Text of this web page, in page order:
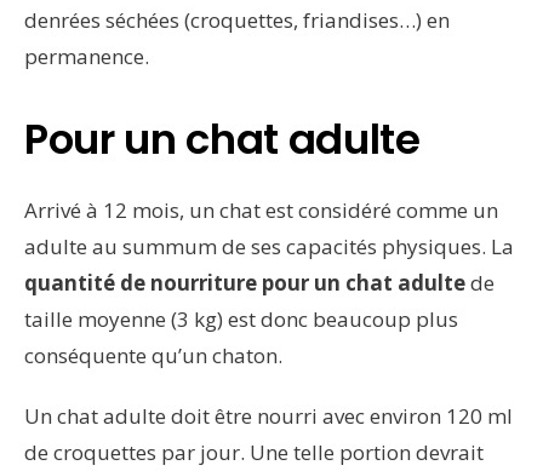
denrées séchées (croquettes, friandises…) en
permanence.
Pour un chat adulte
Arrivé à 12 mois, un chat est considéré comme un
adulte au summum de ses capacités physiques. La
quantité de nourriture pour un chat adultede
taille moyenne (3 kg) est donc beaucoup plus
conséquente qu’un chaton.
Un chat adulte doit être nourri avec environ 120 ml
de croquettes par jour. Une telle portion devrait